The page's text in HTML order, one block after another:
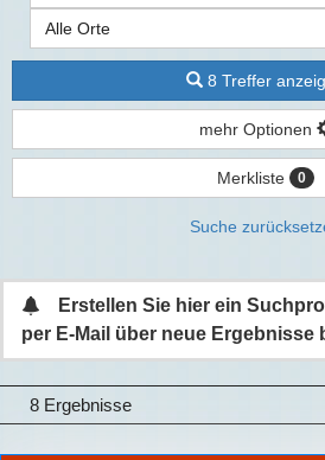
Alle Orte
8 Treffer
mehr Optionen
Merkliste 0
Suche
Erstellen Sie hier ein
per E-Mail über neue Ergebnisse
8 Ergebnisse